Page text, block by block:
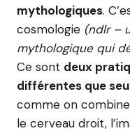
mythologiques.
cosmologie (ndlr –
mythologique qui
Ce sont deux
différentes que
comme on
le cerveau droit,